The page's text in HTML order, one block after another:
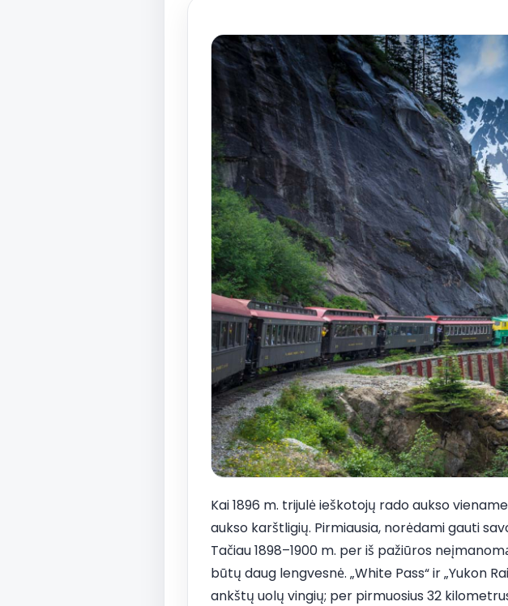
Kai 1896 m. trijulė ieškotojų rado aukso
aukso karštligių. Pirmiausia, norėdami gauti
Tačiau 1898–1900 m. per iš pažiūros
būtų daug lengvesnė. „White Pass“ ir „Yukon
ankštų uolų vingių; per pirmuosius 32